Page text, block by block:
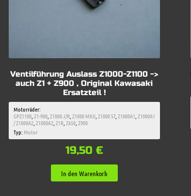
Ventilführung Auslass Z1000-Z1100 ->
auch Z1 + Z900 , Original Kawasaki
Ersatzteil !
Motorräder:
GPZ1100, Z1-900, Z1000 J/R, Z1000 MKII Z1000 ST, Z1000A1 Z1000A1
/ Z1000A2 Z1000A2 Z1R, Z650, Z900
Typ: Motor
19,50 €
In den Warenkorb